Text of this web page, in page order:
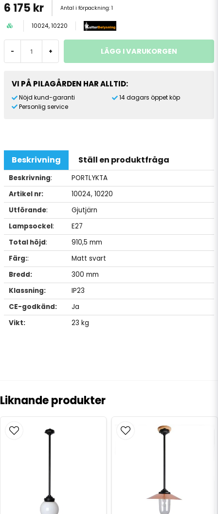
6 175 kr Antal i förpackning: 1
10024, 10220
- + LÄGG I VARUKORGEN
VI PÅ PILAGÅRDEN HAR ALLTID:
Nöjd kund-garanti
Personlig service
14 dagars öppet köp
Beskrivning Ställ en produktfråga
Beskrivning:
PORTLYKTA
Artikel nr:
10024, 10220
Utförande:
Gjutjärn
Lampsockel:
E27
Total höjd:
910,5 mm
Färg::
Matt svart
Bredd:
300 mm
Klassning:
IP23
CE-godkänd:
Ja
Vikt:
23 kg
Liknande produkter